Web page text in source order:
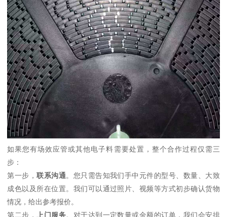
如果您有场效应管或其他电子料需要处置，整个合作过程仅需三
步：
第一步，联系沟通。您只需告知我们手中元件的型号、数量、大致
成色以及所在位置。我们可以通过照片、视频等方式初步确认货物
情况，给出参考报价。
第二步，上门服务。对于达到一定数量或金额的订单，我们会安排